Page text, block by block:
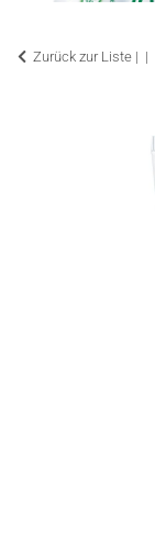
Zurück zur Liste |